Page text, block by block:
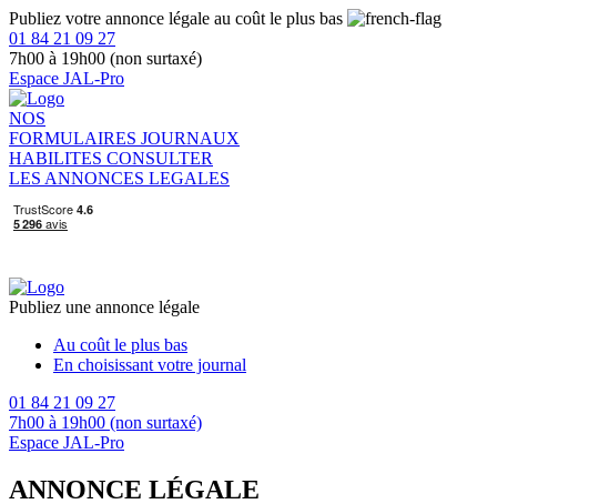
Publiez votre annonce légale au coût le plus bas
01 84 21 09 27
7h00 à 19h00 (non surtaxé)
Espace JAL-Pro
NOS
FORMULAIRES JOURNAUX
HABILITES CONSULTER
LES ANNONCES LEGALES
Publiez une annonce légale
Au coût le plus bas
En choisissant votre journal
01 84 21 09 27
7h00 à 19h00 (non surtaxé)
Espace JAL-Pro
ANNONCE LÉGALE